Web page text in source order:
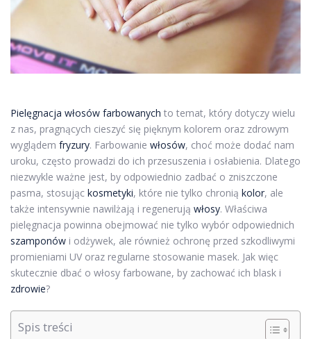
Pielęgnacja włosów farbowanych to temat, który dotyczy wielu
z nas, pragnących cieszyć się pięknym kolorem oraz zdrowym
wyglądem fryzury. Farbowanie włosów, choć może dodać nam
uroku, często prowadzi do ich przesuszenia i osłabienia. Dlatego
niezwykle ważne jest, by odpowiednio zadbać o zniszczone
pasma, stosując kosmetyki, które nie tylko chronią kolor, ale
także intensywnie nawilżają i regenerują włosy. Właściwa
pielęgnacja powinna obejmować nie tylko wybór odpowiednich
szamponów i odżywek, ale również ochronę przed szkodliwymi
promieniami UV oraz regularne stosowanie masek. Jak więc
skutecznie dbać o włosy farbowane, by zachować ich blask i
zdrowie?
Spis treści